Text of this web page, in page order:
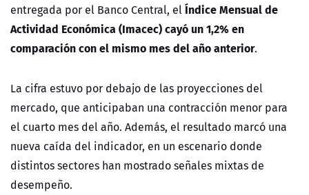
entregada por el Banco Central, elÍndice Mensual de
Actividad Económica (Imacec) cayó un 1,2% en
comparación con el mismo mes del año anterior.
La cifra estuvo por debajo de las proyecciones del
mercado, que anticipaban una contracción menor para
el cuarto mes del año. Además, el resultado marcó una
nueva caída del indicador, en un escenario donde
distintos sectores han mostrado señales mixtas de
desempeño.